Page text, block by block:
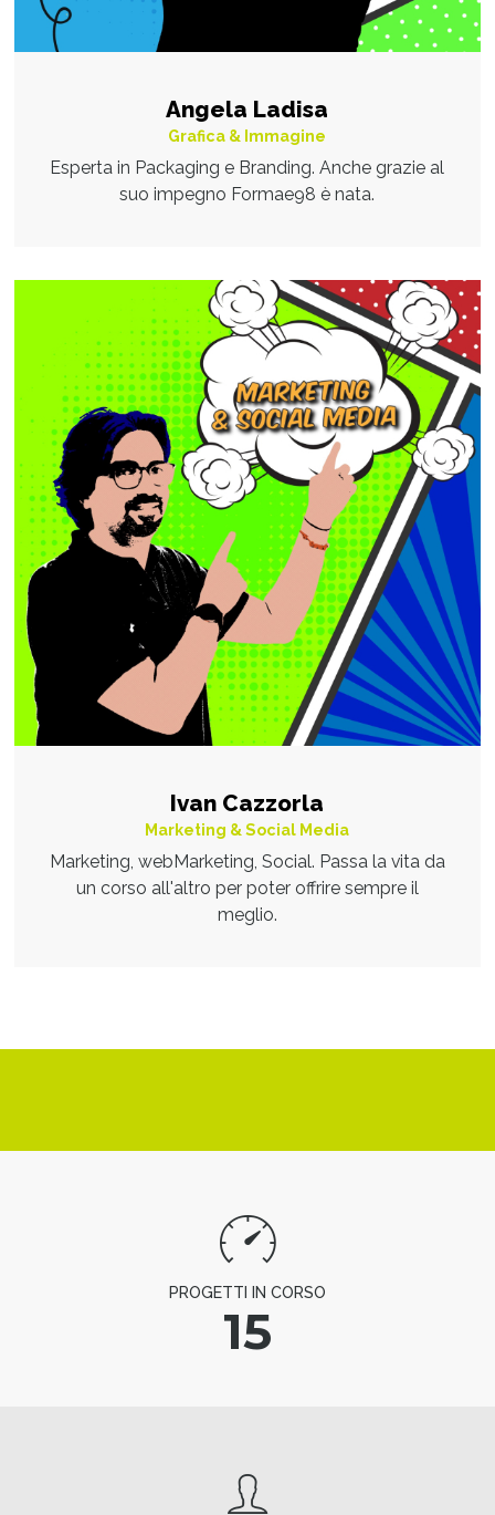
Angela Ladisa
Grafica & Immagine
Esperta in Packaging e Branding. Anche grazie al
suo impegno Formae98 è nata.
Ivan Cazzorla
Marketing & Social Media
Marketing, webMarketing, Social. Passa la vita da
un corso all'altro per poter offrire sempre il
meglio.
PROGETTI IN CORSO
15